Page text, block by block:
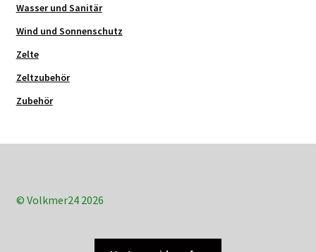
Wasser und Sanitär
Wind und Sonnenschutz
Zelte
Zeltzubehör
Zubehör
© Volkmer24 2026